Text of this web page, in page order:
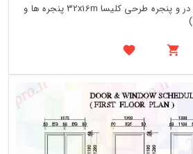
دانلود نقشه جزئیات طراحی در و پنجره طرحی کلیسا 32x16m پنجره ها و